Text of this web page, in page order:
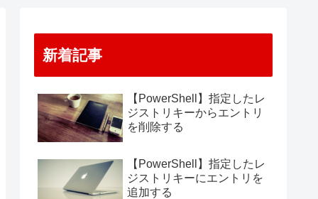
新着記事
【PowerShell】指定したレ
ジストリキーからエントリ
を削除する
【PowerShell】指定したレ
ジストリキーにエントリを
追加する